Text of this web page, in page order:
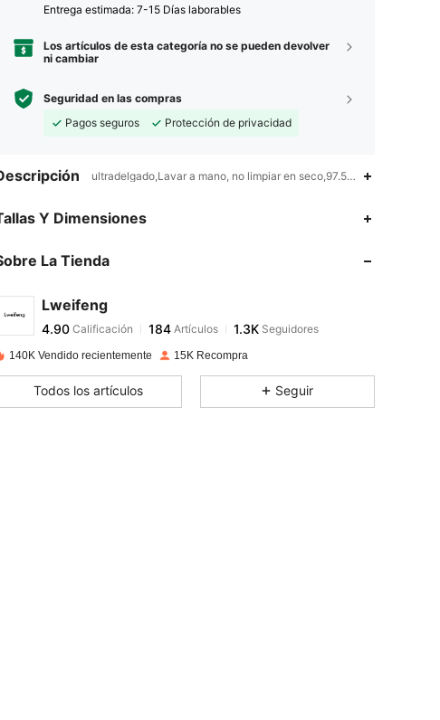
Entrega estimada: 7-15 Días laborables
Los artículos de esta categoría no se pueden devolver
ni cambiar
Seguridad en las compras
Pagos seguros
Protección de privacidad
ultradelgado,Lavar a mano, no limpiar en seco,97.5% Poliamida,2.5%
Y Dimensiones
La Tienda
Lweifeng
4.90
Calificación
v***sseguidoHace 1 día
4.90
140K Vendido recientemente 15K Recompra
Todos los artículos Seguir